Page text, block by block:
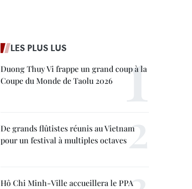
LES PLUS LUS
Duong Thuy Vi frappe un grand coup à la
Coupe du Monde de Taolu 2026
De grands flûtistes réunis au Vietnam
pour un festival à multiples octaves
Hô Chi Minh-Ville accueillera le PPA